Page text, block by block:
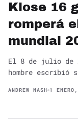
Klose 16
romperá
mundial
El 8 de julio de
hombre escribió
ANDREW NASH 1